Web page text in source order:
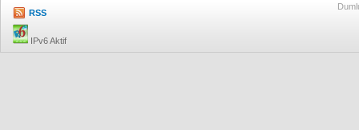
RSS
IPv6 Aktif